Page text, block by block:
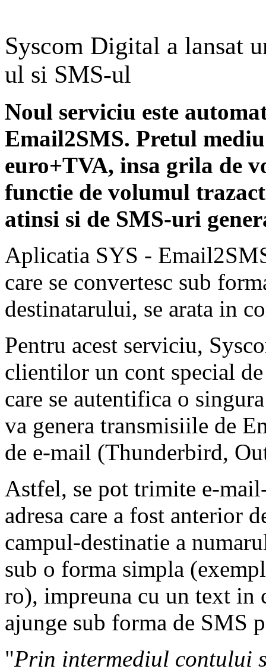
Syscom Digital a lansat
ul si SMS-ul
Noul serviciu este
Email2SMS. Pretul
euro+TVA, insa grila de
functie de volumul
atinsi si de SMS-uri
Aplicatia SYS -
care se convertesc sub
destinatarului, se arata in
Pentru acest serviciu,
clientilor un cont special
care se autentifica o
va genera transmisiile de
de e-mail (Thunderbird,
Astfel, se pot trimite e-
adresa care a fost anterior
campul-destinatie a
sub o forma simpla
ro), impreuna cu un text in
ajunge sub forma de SMS
"Prin intermediul contului